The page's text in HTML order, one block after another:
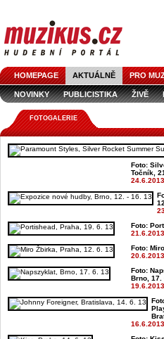
HOMEPAGE AKTUÁLNĚ PRO
NOVINKY PUBLICISTIKA ŽIVĚ
FOTOGALERIE
Foto:
Točník,
24.6.2013
Foto:
21.6.2013
Foto:
20.6.2013
Foto:
Brno, 17.
19.6.2013
16.6.2013